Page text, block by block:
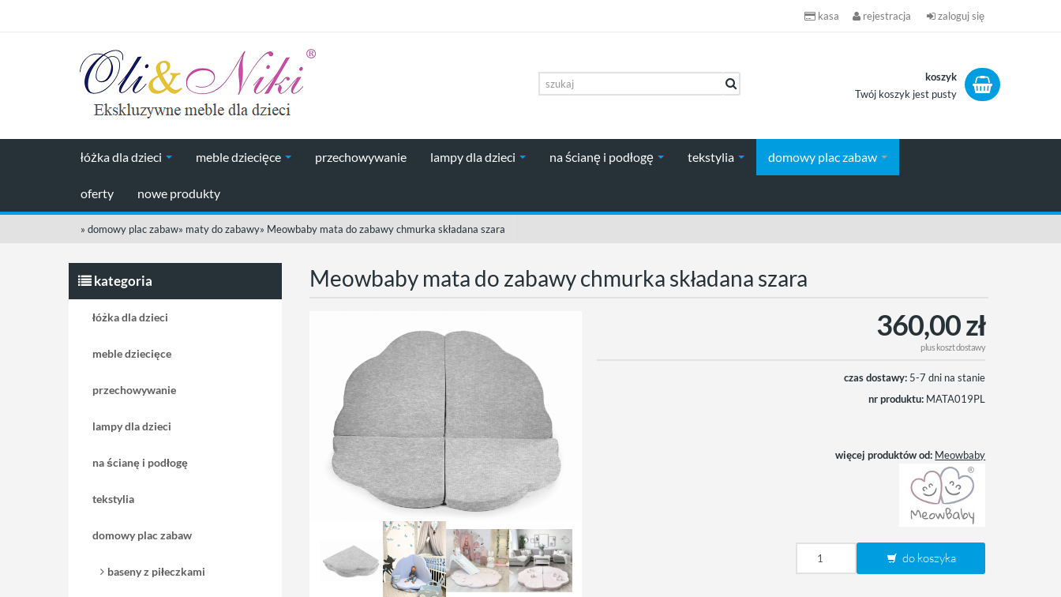
kasa rejestracja zaloguj się
koszyk
Twój koszyk jest pusty
łóżka dla dzieci meble dziecięce przechowywanie lampy dla dzieci na ścianę i podłogę tekstylia domowy plac zabaw
oferty nowe produkty
» domowy plac zabaw» maty do zabawy» Meowbaby mata do zabawy chmurka składana szara
Meowbaby mata do zabawy chmurka składana szara
360,00 zł
pluskoszt dostawy
czas dostawy: 5-7 dni na stanie
nr produktu: MATA019PL
więcej produktów od: Meowbaby
do koszyka
kategoria
łóżka dla dzieci
meble dziecięce
przechowywanie
lampy dla dzieci
na ścianę i podłogę
tekstylia
domowy plac zabaw
baseny z piłeczkami